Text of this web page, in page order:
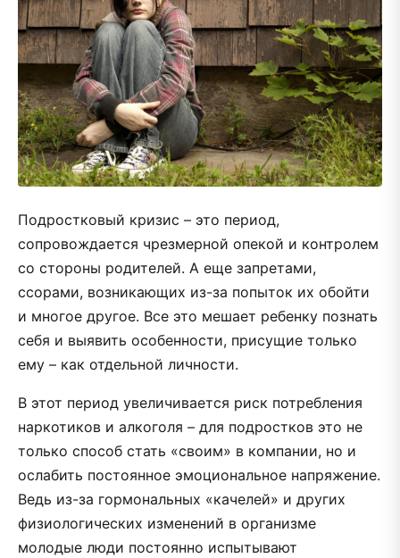
Подростковый кризис – это период,
сопровождается чрезмерной опекой и контролем
со стороны родителей. А еще запретами,
ссорами, возникающих из-за попыток их обойти
и многое другое. Все это мешает ребенку познать
себя и выявить особенности, присущие только
ему – как отдельной личности.
В этот период увеличивается риск потребления
наркотиков и алкоголя – для подростков это не
только способ стать «своим» в компании, но и
ослабить постоянное эмоциональное напряжение.
Ведь из-за гормональных «качелей» и других
физиологических изменений в организме
молодые люди постоянно испытывают